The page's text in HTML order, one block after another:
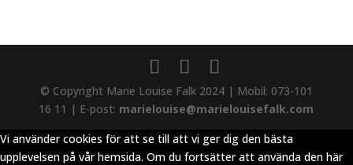
© Copyright Marie Louise Falk 2024 | Mobil: 073-101
16 11 | E-post: marielouise@marielouisefalk.com
Vi använder cookies för att se till att vi ger dig den bästa
upplevelsen på vår hemsida. Om du fortsätter att använda den här